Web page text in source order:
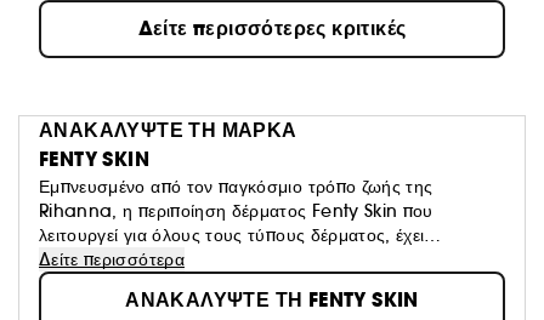
Δείτε περισσότερες κριτικές
ΑΝΑΚΑΛΥΨΤΕ ΤΗ ΜΑΡΚΑ
FENTY SKIN
Εμπνευσμένο από τον παγκόσμιο τρόπο ζωής της
Rihanna, η περιποίηση δέρματος Fenty Skin που
λειτουργεί για όλους τους τύπους δέρματος, έχει
απίστευτη αίσθηση και σας κάνει να αισθάνεστε καλά όταν
το χρησιμοποιείτε και είναι για όλους. Ενημερωθείτε για τη
νέα κουλτούρα της περιποίησης της επιδερμίδας!
Δείτε περισσότερα
ΑΝΑΚΑΛΥΨΤΕ ΤΗ FENTY SKIN